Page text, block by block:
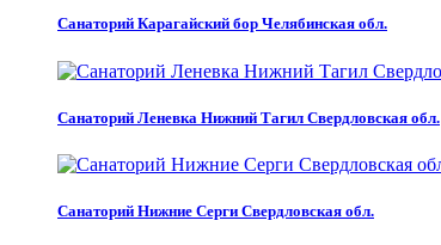
Санаторий Карагайский бор Челябинская обл.
Санаторий Леневка Нижний Тагил Свердловская обл.
Санаторий Нижние Серги Свердловская обл.